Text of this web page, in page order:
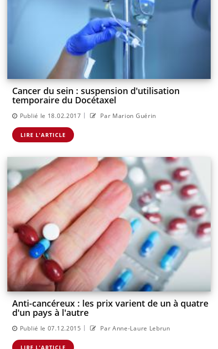
Cancer du sein : suspension d'utilisation
temporaire du Docétaxel
Publié le 18.02.2017 | Par Marion Guérin
LIRE L'ARTICLE
Anti-cancéreux : les prix varient de un à quatre
d'un pays à l'autre
Publié le 07.12.2015 | Par Anne-Laure Lebrun
LIRE L'ARTICLE